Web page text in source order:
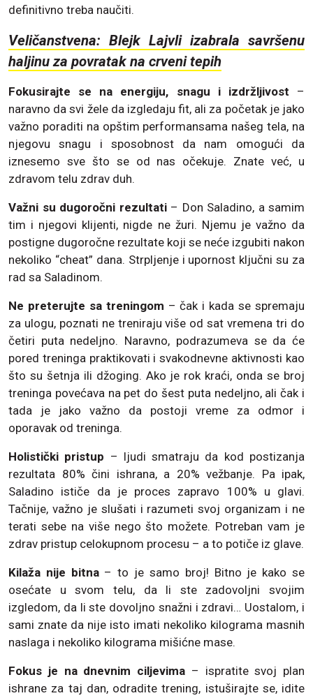
definitivno treba naučiti.
Veličanstvena: Blejk Lajvli izabrala savršenu
haljinu za povratak na crveni tepih
Fokusirajte se na energiju, snagu i izdržljivost –
naravno da svi žele da izgledaju fit, ali za početak je jako
važno poraditi na opštim performansama našeg tela, na
njegovu snagu i sposobnost da nam omogući da
iznesemo sve što se od nas očekuje. Znate već, u
zdravom telu zdrav duh.
Važni su dugoročni rezultati– Don Saladino, a samim
tim i njegovi klijenti, nigde ne žuri. Njemu je važno da
postigne dugoročne rezultate koji se neće izgubiti nakon
nekoliko “cheat” dana. Strpljenje i upornost ključni su za
rad sa Saladinom.
Ne preterujte sa treningom – čak i kada se spremaju
za ulogu, poznati ne treniraju više od sat vremena tri do
četiri puta nedeljno. Naravno, podrazumeva se da će
pored treninga praktikovati i svakodnevne aktivnosti kao
što su šetnja ili džoging. Ako je rok kraći, onda se broj
treninga povećava na pet do šest puta nedeljno, ali čak i
tada je jako važno da postoji vreme za odmor i
oporavak od treninga.
Holistički pristup – ljudi smatraju da kod postizanja
rezultata 80% čini ishrana, a 20% vežbanje. Pa ipak,
Saladino ističe da je proces zapravo 100% u glavi.
Tačnije, važno je slušati i razumeti svoj organizam i ne
terati sebe na više nego što možete. Potreban vam je
zdrav pristup celokupnom procesu – a to potiče iz glave.
Kilaža nije bitna– to je samo broj! Bitno je kako se
osećate u svom telu, da li ste zadovoljni svojim
izgledom, da li ste dovoljno snažni i zdravi… Uostalom, i
sami znate da nije isto imati nekoliko kilograma masnih
naslaga i nekoliko kilograma mišićne mase.
Fokus je na dnevnim ciljevima – ispratite svoj plan
ishrane za taj dan, odradite trening, istuširajte se, idite